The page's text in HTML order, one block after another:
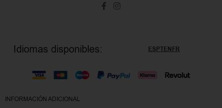
Idiomas disponibles: ESPTENFR
INFORMACIÓN ADICIONAL